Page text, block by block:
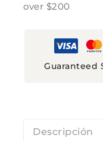
over $200
Guaranteed
Descripción